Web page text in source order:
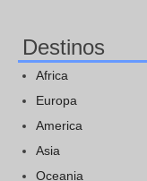
Destinos
Africa
Europa
America
Asia
Oceania